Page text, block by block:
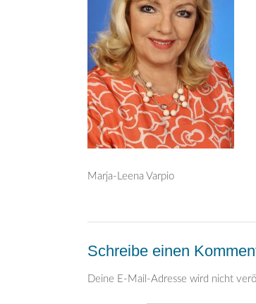
Marja-Leena Varpio
Schreibe einen
Deine E-Mail-Adresse wird nicht